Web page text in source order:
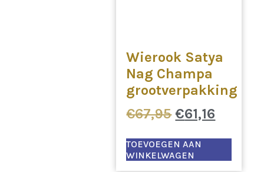
Wierook Satya
Nag Champa
grootverpakking
€67,95
was:
€67,95.
€61,16
€61,16.
TOEVOEGEN AAN
WINKELWAGEN